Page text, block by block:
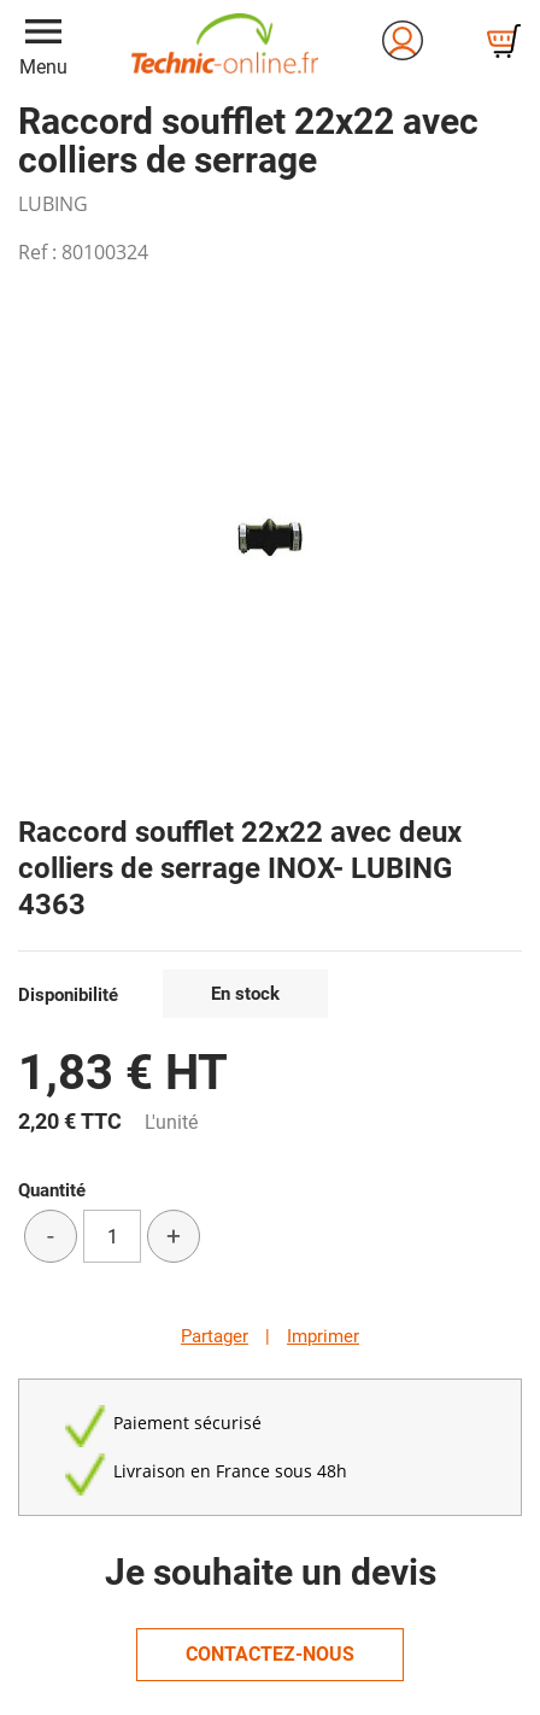
menu
Menu
Raccord soufflet 22x22 avec
colliers de serrage
LUBING
Ref : 80100324
Raccord soufflet 22x22 avec deux
colliers de serrage INOX- LUBING
4363
Disponibilité En stock
1,83 € HT
2,20 €TTC L'unité
Quantité
- +
Partager | Imprimer
Paiement sécurisé
Livraison en France sous 48h
Je souhaite un devis
CONTACTEZ-NOUS